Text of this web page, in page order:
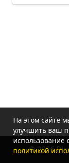
© 2026
На этом сайте
улучшить ваш
использование
политикой